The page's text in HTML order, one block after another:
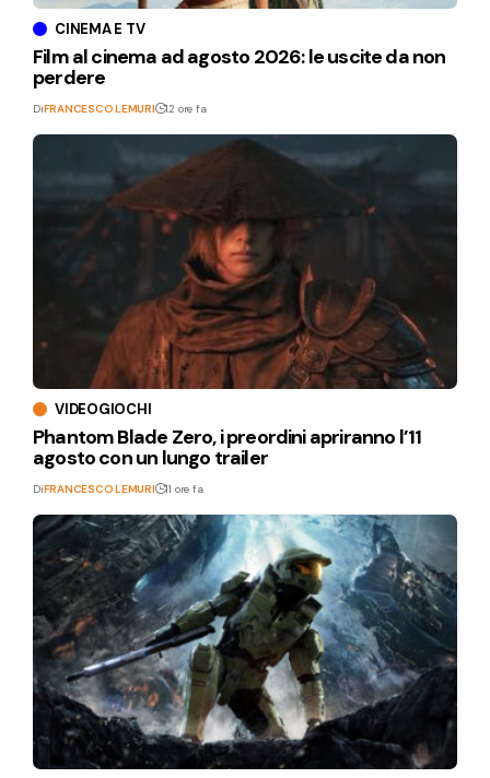
CINEMA E TV
Film al cinema ad agosto 2026: le uscite da non
perdere
DiFRANCESCO LEMURI 12 ore fa
VIDEOGIOCHI
Phantom Blade Zero, i preordini apriranno l’11
agosto con un lungo trailer
DiFRANCESCO LEMURI 11 ore fa